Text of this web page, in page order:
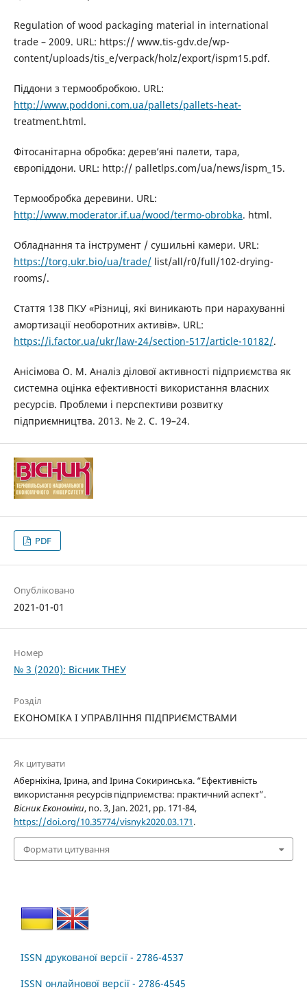
Regulation of wood packaging material in international
trade – 2009. URL: https:// www.tis-gdv.de/wp-
content/uploads/tis_e/verpack/holz/export/ispm15.pdf.
Піддони з термообробкою. URL:
http://www.poddoni.com.ua/pallets/pallets-heat-
treatment.html.
Фітосанітарна обробка: дерев’яні палети, тара,
європіддони. URL: http:// palletlps.com/ua/news/ispm_15.
Термообробка деревини. URL:
http://www.moderator.if.ua/wood/termo-obrobka. html.
Обладнання та інструмент / сушильні камери. URL:
https://torg.ukr.bio/ua/trade/list/all/r0/full/102-drying-
rooms/.
Стаття 138 ПКУ «Різниці, які виникають при нарахуванні
амортизації необоротних активів». URL:
https://i.factor.ua/ukr/law-24/section-517/article-10182/.
Анісімова О. М. Аналіз ділової активності підприємства як
системна оцінка ефективності використання власних
ресурсів. Проблеми і перспективи розвитку
підприємництва. 2013. № 2. С. 19–24.
PDF
Опубліковано
2021-01-01
Номер
№ 3 (2020): Вісник ТНЕУ
Розділ
ЕКОНОМІКА І УПРАВЛІННЯ ПІДПРИЄМСТВАМИ
Як цитувати
Аберніхіна, Ірина, and Ірина Сокиринська. “Ефективність
використання ресурсів підприємства: практичний аспект”.
Вісник Економіки, no. 3, Jan. 2021, pp. 171-84,
https://doi.org/10.35774/visnyk2020.03.171.
Формати цитування
ISSN друкованої версії - 2786-4537
ISSN онлайнової версії - 2786-4545